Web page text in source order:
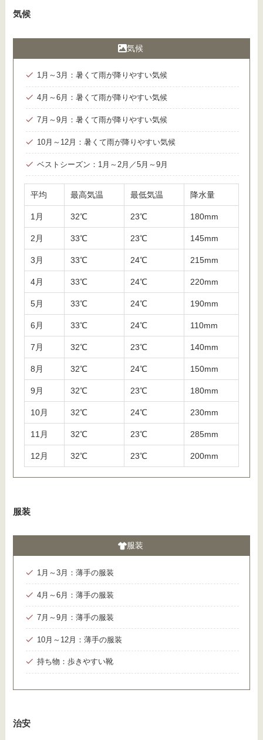
気候
気候
1月～3月：暑くて雨が降りやすい気候
4月～6月：暑くて雨が降りやすい気候
7月～9月：暑くて雨が降りやすい気候
10月～12月：暑くて雨が降りやすい気候
ベストシーズン：1月～2月／5月～9月
平均 最高気温 最低気温 降水量
1月 32℃ 23℃ 180mm
2月 33℃ 23℃ 145mm
3月 33℃ 24℃ 215mm
4月 33℃ 24℃ 220mm
5月 33℃ 24℃ 190mm
6月 33℃ 24℃ 110mm
7月 32℃ 23℃ 140mm
8月 32℃ 24℃ 150mm
9月 32℃ 23℃ 180mm
10月 32℃ 24℃ 230mm
11月 32℃ 23℃ 285mm
12月 32℃ 23℃ 200mm
服装
服装
1月～3月：薄手の服装
4月～6月：薄手の服装
7月～9月：薄手の服装
10月～12月：薄手の服装
持ち物：歩きやすい靴
治安